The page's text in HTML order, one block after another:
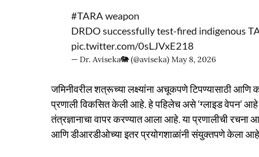
#TARA weapon
DRDO successfully test-fired indigenous
pic.twitter.com/0sLJVxE218
— Dr. Aviseka🐘 (@aviseka) May 8, 2026
जमिनीवरील शत्रूच्या लक्ष्यांना अचूकपणे टिपण्यासाठी आणि
प्रणाली विकसित केली आहे. हे पहिलेच असे ‘ग्लाइड वेपन’
तंत्रज्ञानाचा वापर करण्यात आला आहे. या प्रणालीची रचना
आणि डीआरडीओच्या इतर प्रयोगशाळांनी संयुक्तपणे केला